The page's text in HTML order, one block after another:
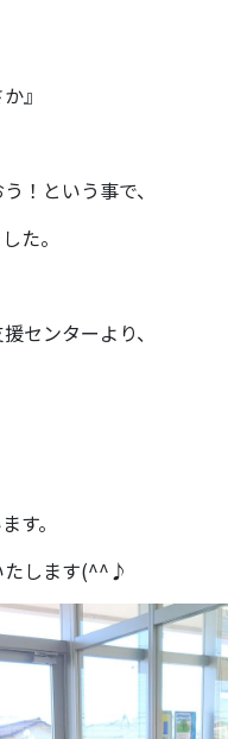
』
！という事で、
た。
センターより、
す。
たします(^^♪